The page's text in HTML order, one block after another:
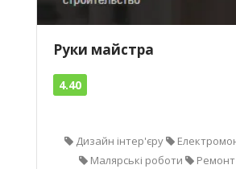
Руки майстра
4.40
Дизайн інтер'єру
Малярські роботи